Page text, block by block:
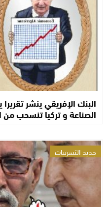
البنك الإفريقي ينشر
الصناعة و تركيا تنسحب من
جديد التسريبات